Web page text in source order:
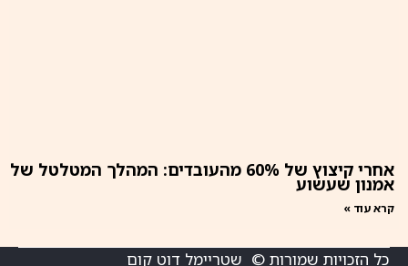
אחרי קיצוץ של 60% מהעובדים: המהלך המטלטל של
אמנון שעשוע
קרא עוד »
כל הזכויות שמורות © שטריימל דוט קום